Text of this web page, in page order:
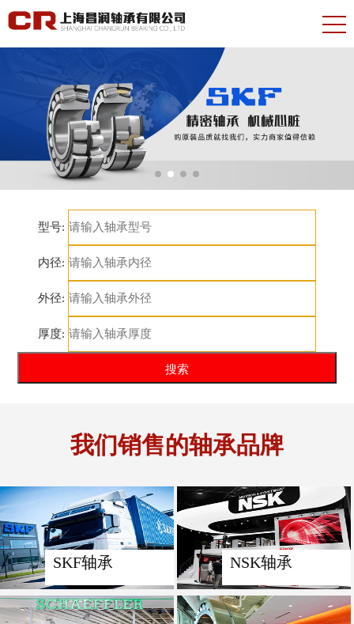
型号:
内径:
外径:
厚度:
我们销售的轴承品牌
SKF轴承 NSK轴承